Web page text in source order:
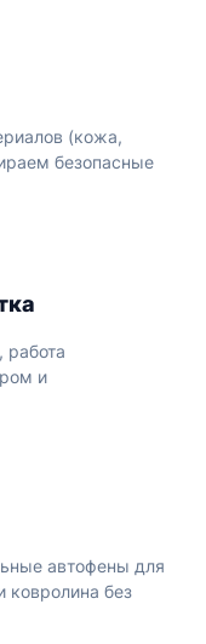
(кожа,
безопасные
и
автофены для
ковролина без